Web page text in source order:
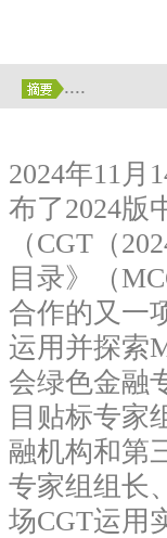
....
2024年11月
布了2024版
（CGT（
目录》（
合作的又一
运用并探索
会绿色金融
目贴标专家
融机构和第
专家组组长
场CGT运用